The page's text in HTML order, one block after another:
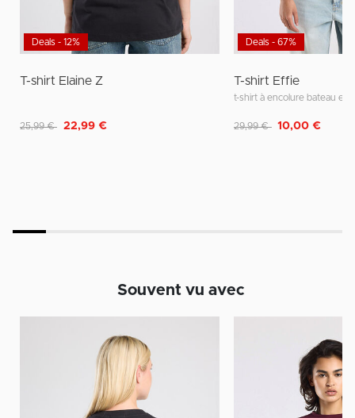
Deals - 12%
T-shirt Elaine Z
Remise de
25,99 € 22,99 €
Deals - 67%
T-shirt Effie
t-shirt à encolure bateau et
Remise de
29,99 € 10,00 €
Souvent vu avec